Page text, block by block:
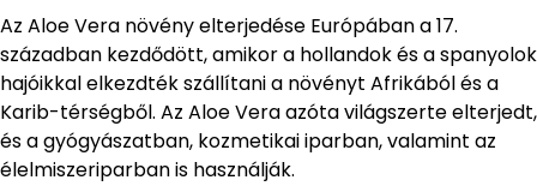
Az Aloe Vera növény elterjedése Európában a 17.
században kezdődött, amikor a hollandok és a spanyolok
hajóikkal elkezdték szállítani a növényt Afrikából és a
Karib-térségből. Az Aloe Vera azóta világszerte elterjedt,
és a gyógyászatban, kozmetikai iparban, valamint az
élelmiszeriparban is használják.